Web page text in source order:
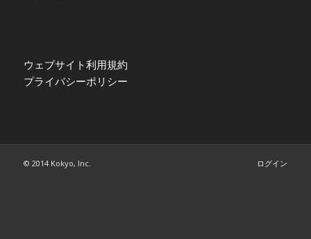
ウェブサイト利用規約
プライバシーポリシー
© 2014 Kokyo, Inc. ログイン